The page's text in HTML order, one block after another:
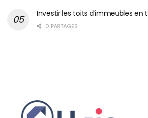
Investir les toits d’immeubles en
0 PARTAGES